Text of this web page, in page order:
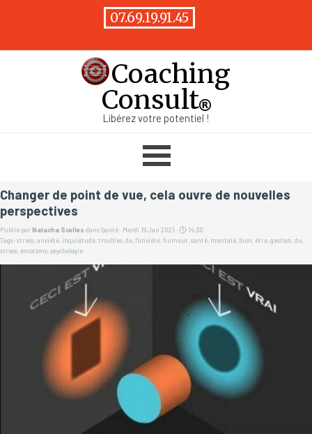
07.69.19.91.45
Coaching
Consult
Libérez votre potentiel !
Changer de point de vue, cela ouvre de nouvelles
perspectives
Publié par Natacha Scelles dansSanté· Mardi 19 Jan 2021 ·
14:30
Tags: stress anxiété inquiétude troubles de l'anxiété humeur santé mentale bien être gestion du
stress émotions psychologie